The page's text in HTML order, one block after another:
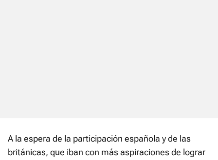
A la espera de la participación española y de las
británicas, que iban con más aspiraciones de lograr